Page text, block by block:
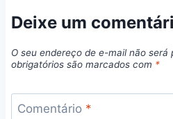
Deixe um
O seu endereço de e-mail não será
obrigatórios são marcados com *
Comentário *